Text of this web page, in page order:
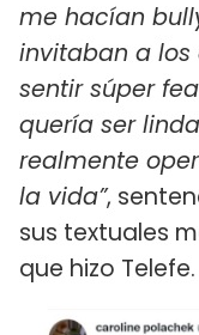
me hacían
invitaban a los
sentir súper
quería ser
realmente
la vida”,
sus textuales
que hizo Telefe.